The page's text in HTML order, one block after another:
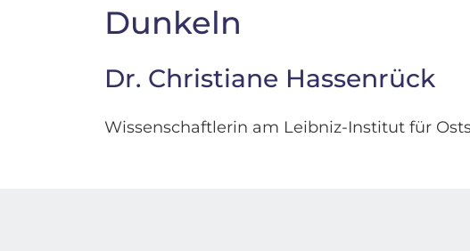
Dunkeln
Dr. Christiane Hassenrück
Wissenschaftlerin am Leibniz-Institut für